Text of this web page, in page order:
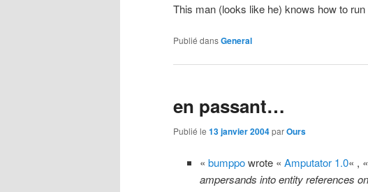
This man (looks like he) knows how to
Publié dansGeneral
en passant…
Publié le 13 janvier 2004parOurs
« bumppowrote « Amputator 1.0« ,
ampersands into entity references